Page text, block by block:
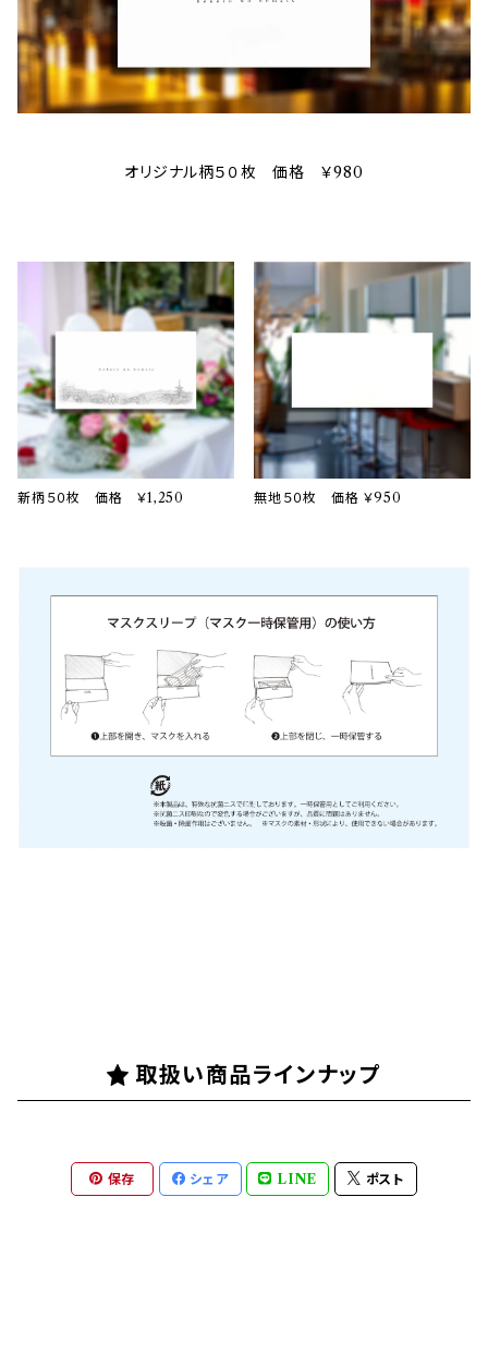
オリジナル柄５０枚 価格 ￥980
新柄５０枚 価格 ￥1,250 無地５０枚 価格 ￥950
取扱い商品ラインナップ
保存 シェア LINE ポスト